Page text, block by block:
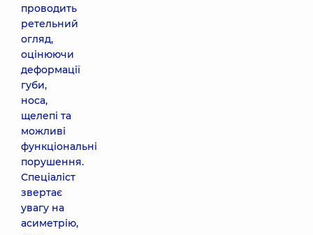
проводить
ретельний
огляд,
оцінюючи
деформації
губи,
носа,
щелепі та
можливі
функціональні
порушення.
Спеціаліст
звертає
увагу на
асиметрію,